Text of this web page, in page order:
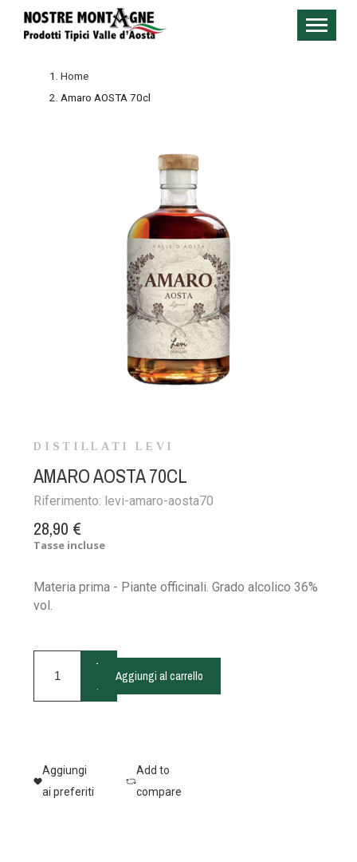
Home
Amaro AOSTA 70cl
DISTILLATI LEVI
AMARO AOSTA 70CL
Riferimento: levi-amaro-aosta70
28,90 €
Tasse incluse
Materia prima - Piante officinali. Grado alcolico 36%
vol.
+
-
Aggiungi al carrello
Aggiungi
ai preferiti
Add to
compare